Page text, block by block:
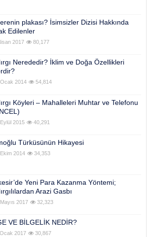
plakası? İsimsizler Dizisi Hakkında
Edilenler
2017 80,177
Nerededir? İklim ve Doğa Özellikleri
2014 54,814
Köyleri – Mahalleleri Muhtar ve Telefonu
2015 40,291
Türküsünün Hikayesi
2014 34,353
Yeni Para Kazanma Yöntemi;
Arazi Gasbı
2017 32,323
VE BİLGELİK NEDİR?
2017 30,867